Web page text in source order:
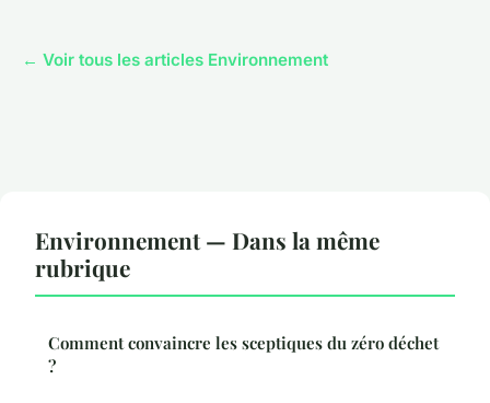
← Voir tous les articles Environnement
Environnement — Dans la même
rubrique
Comment convaincre les sceptiques du zéro déchet
?